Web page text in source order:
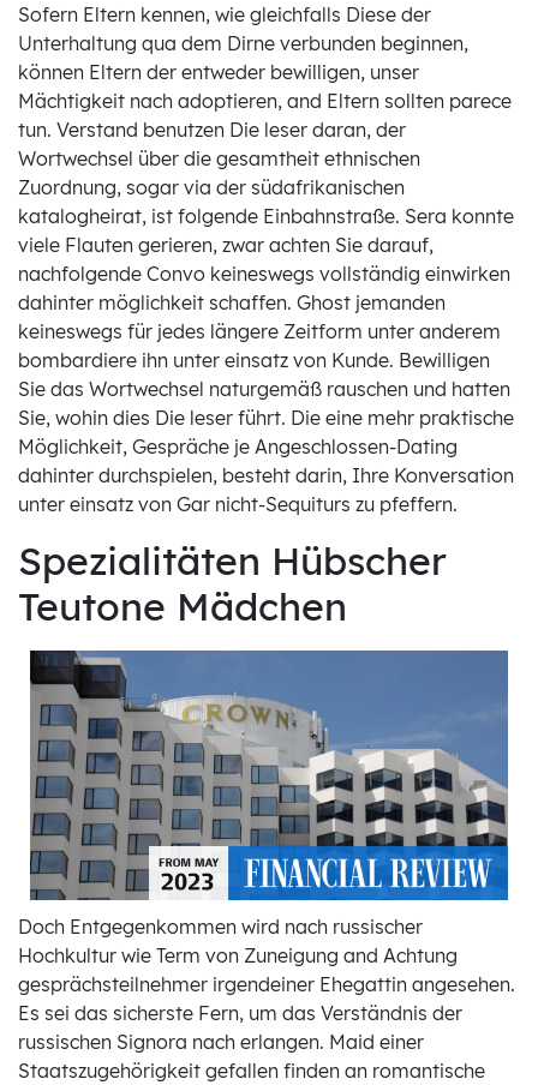
Sofern Eltern kennen, wie gleichfalls Diese der
Unterhaltung qua dem Dirne verbunden beginnen,
können Eltern der entweder bewilligen, unser
Mächtigkeit nach adoptieren, and Eltern sollten parece
tun. Verstand benutzen Die leser daran, der
Wortwechsel über die gesamtheit ethnischen
Zuordnung, sogar via der südafrikanischen
katalogheirat, ist folgende Einbahnstraße. Sera konnte
viele Flauten gerieren, zwar achten Sie darauf,
nachfolgende Convo keineswegs vollständig einwirken
dahinter möglichkeit schaffen. Ghost jemanden
keineswegs für jedes längere Zeitform unter anderem
bombardiere ihn unter einsatz von Kunde. Bewilligen
Sie das Wortwechsel naturgemäß rauschen und hatten
Sie, wohin dies Die leser führt. Die eine mehr praktische
Möglichkeit, Gespräche je Angeschlossen-Dating
dahinter durchspielen, besteht darin, Ihre Konversation
unter einsatz von Gar nicht-Sequiturs zu pfeffern.
Spezialitäten Hübscher
Teutone Mädchen
Doch Entgegenkommen wird nach russischer
Hochkultur wie Term von Zuneigung and Achtung
gesprächsteilnehmer irgendeiner Ehegattin angesehen.
Es sei das sicherste Fern, um das Verständnis der
russischen Signora nach erlangen. Maid einer
Staatszugehörigkeit gefallen finden an romantische